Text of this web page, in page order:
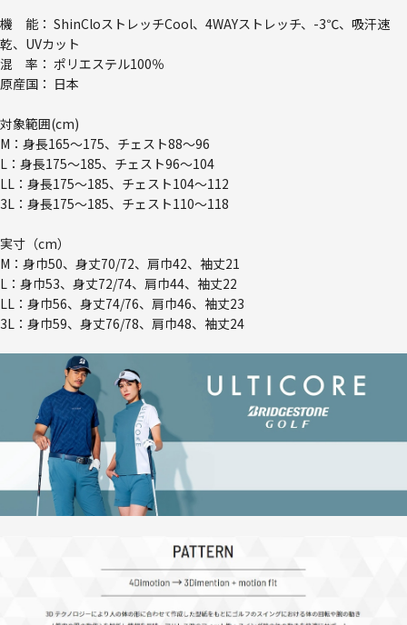
機 能： ShinCloストレッチCool、4WAYストレッチ、-3℃、吸汗速
乾、UVカット
混 率： ポリエステル100％
原産国： 日本
対象範囲(cm)
M：身長165～175、チェスト88～96
L：身長175～185、チェスト96～104
LL：身長175～185、チェスト104～112
3L：身長175～185、チェスト110～118
実寸（cm）
M：身巾50、身丈70/72、肩巾42、袖丈21
L：身巾53、身丈72/74、肩巾44、袖丈22
LL：身巾56、身丈74/76、肩巾46、袖丈23
3L：身巾59、身丈76/78、肩巾48、袖丈24